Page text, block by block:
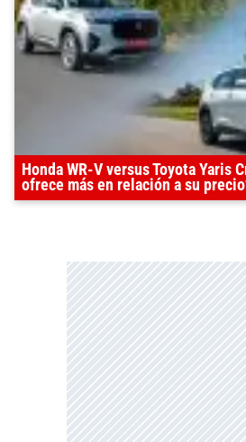
Honda WR-V versus Toyota Yaris
ofrece más en relación a su